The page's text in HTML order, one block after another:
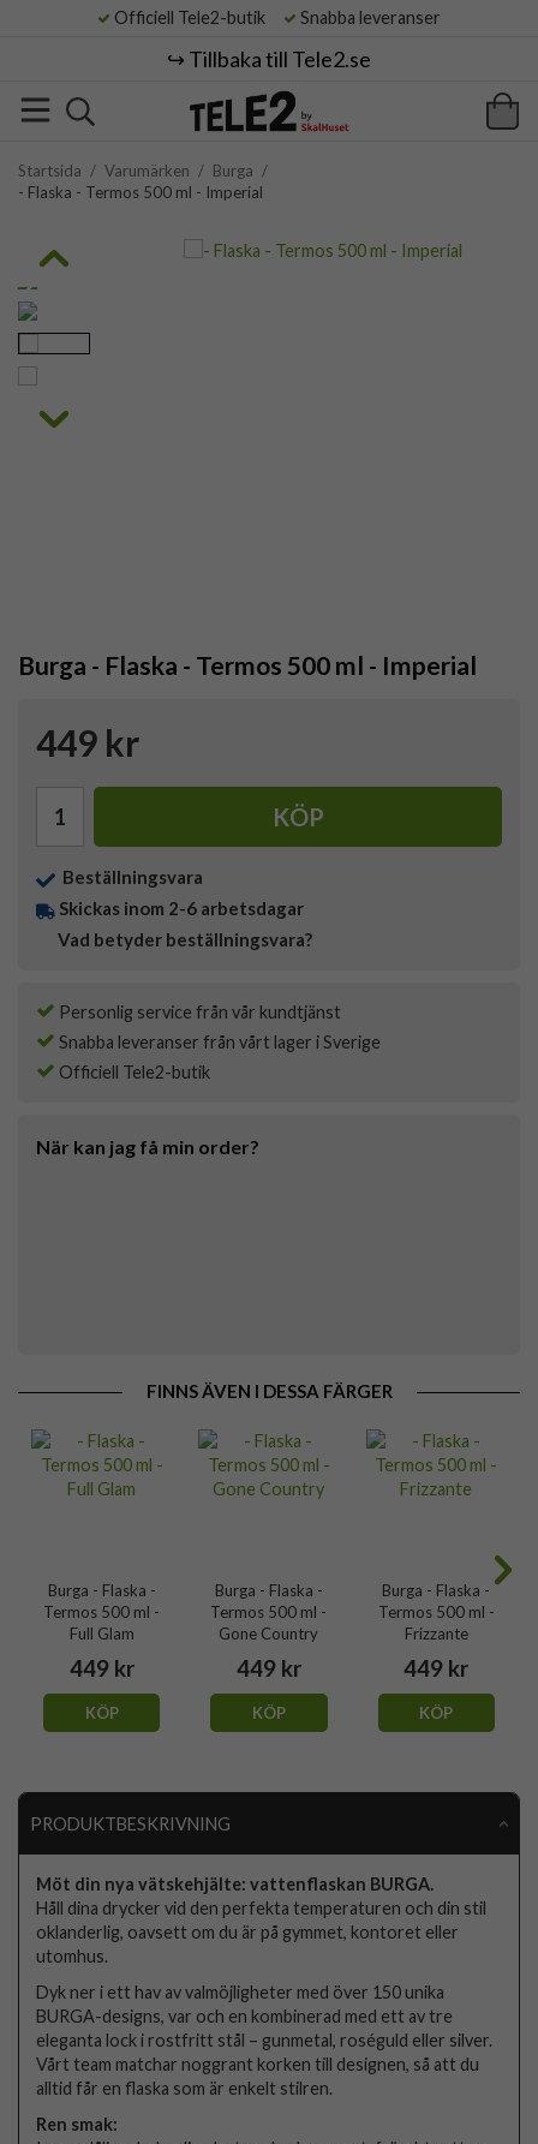
Officiell Tele2-butik Snabba leveranser
↪️ Tillbaka till Tele2.se
Startsida / Varumärken / Burga /
- Flaska - Termos 500 ml - Imperial
Burga - Flaska - Termos 500 ml - Imperial
449 kr
KÖP
Beställningsvara
Skickas inom 2-6 arbetsdagar
Vad betyder beställningsvara?
Personlig service från vår kundtjänst
Snabba leveranser från vårt lager i Sverige
Officiell Tele2-butik
När kan jag få min order?
FINNS ÄVEN I DESSA FÄRGER
Burga - Flaska -
Termos 500 ml -
Full Glam
449 kr
KÖP
Burga - Flaska -
Termos 500 ml -
Gone Country
449 kr
KÖP
Burga - Flaska -
Termos 500 ml -
Frizzante
449 kr
KÖP
PRODUKTBESKRIVNING
Möt din nya vätskehjälte: vattenflaskan BURGA.
Håll dina drycker vid den perfekta temperaturen och din stil
oklanderlig, oavsett om du är på gymmet, kontoret eller
utomhus.
Dyk ner i ett hav av valmöjligheter med över 150 unika
BURGA-designs, var och en kombinerad med ett av tre
eleganta lock i rostfritt stål – gunmetal, roséguld eller silver.
Vårt team matchar noggrant korken till designen, så att du
alltid får en flaska som är enkelt stilren.
Ren smak: